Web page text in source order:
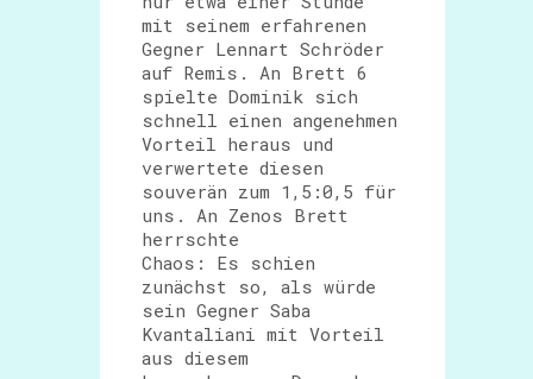
mit seinem erfahrenen
Gegner Lennart Schröder
auf Remis. An Brett 6
spielte Dominik sich
schnell einen angenehmen
Vorteil heraus und
verwertete diesen
souverän zum 1,5:0,5 für
uns. An Zenos Brett
herrschte
Chaos: Es schien
zunächst so, als würde
sein Gegner Saba
Kvantaliani mit Vorteil
aus diesem